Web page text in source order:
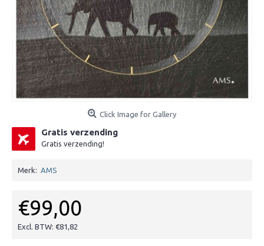
Click Image for Gallery
Gratis verzending
Gratis verzending!
Merk: AMS
€99,00
Excl. BTW: €81,82